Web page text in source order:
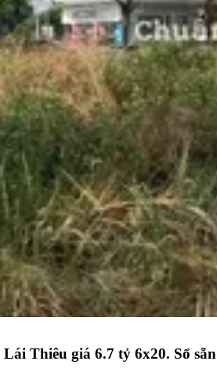
Thiêu giá 6.7 tỷ 6x20. Sổ sẵn